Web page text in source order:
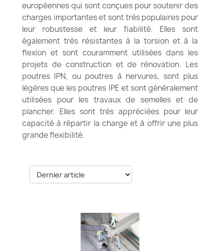
européennes qui sont conçues pour soutenir des
charges importantes et sont très populaires pour
leur robustesse et leur fiabilité. Elles sont
également très résistantes à la torsion et à la
flexion et sont couramment utilisées dans les
projets de construction et de rénovation. Les
poutres IPN, ou poutres à nervures, sont plus
légères que les poutres IPE et sont généralement
utilisées pour les travaux de semelles et de
plancher. Elles sont très appréciées pour leur
capacité à répartir la charge et à offrir une plus
grande flexibilité.